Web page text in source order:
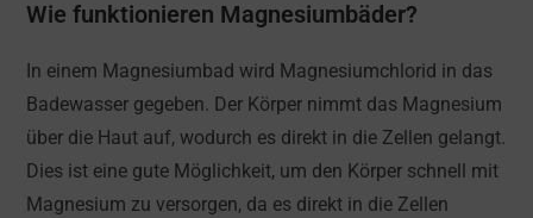
Wie funktionieren Magnesiumbäder?
In einem Magnesiumbad wird Magnesiumchlorid in das
Badewasser gegeben. Der Körper nimmt das Magnesium
über die Haut auf, wodurch es direkt in die Zellen gelangt.
Dies ist eine gute Möglichkeit, um den Körper schnell mit
Magnesium zu versorgen, da es direkt in die Zellen